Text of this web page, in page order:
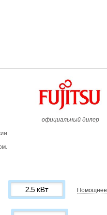
официальный дилер
Помощнее